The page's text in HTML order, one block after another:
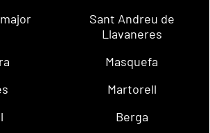
Sant Andreu de
Llavaneres
Masquefa
Martorell
Berga